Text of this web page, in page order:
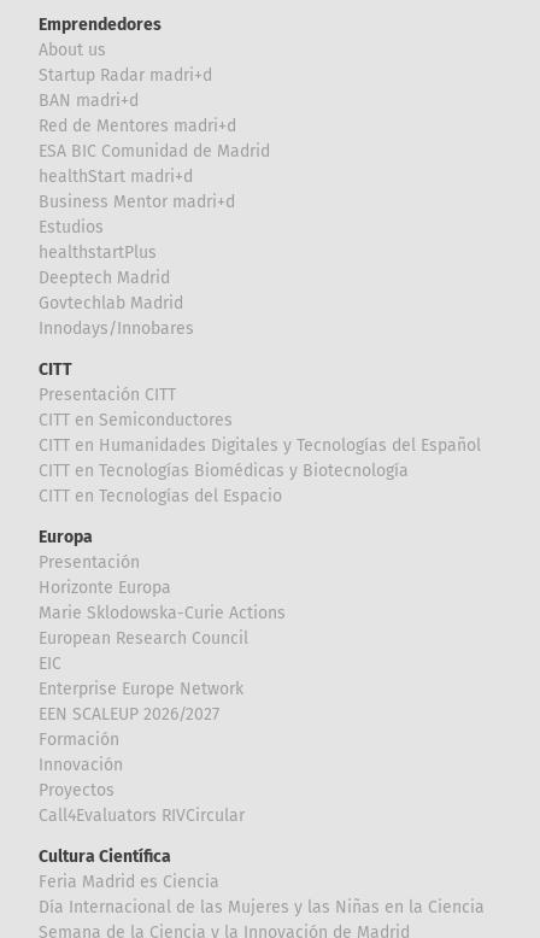
Emprendedores
About us
Startup Radar madri+d
BAN madri+d
Red de Mentores madri+d
ESA BIC Comunidad de Madrid
healthStart madri+d
Business Mentor madri+d
Estudios
healthstartPlus
Deeptech Madrid
Govtechlab Madrid
Innodays/Innobares
CITT
Presentación CITT
CITT en Semiconductores
CITT en Humanidades Digitales y Tecnologías del Español
CITT en Tecnologías Biomédicas y Biotecnología
CITT en Tecnologías del Espacio
Europa
Presentación
Horizonte Europa
Marie Sklodowska-Curie Actions
European Research Council
EIC
Enterprise Europe Network
EEN SCALEUP 2026/2027
Formación
Innovación
Proyectos
Call4Evaluators RIVCircular
Cultura Científica
Feria Madrid es Ciencia
Día Internacional de las Mujeres y las Niñas en la Ciencia
Semana de la Ciencia y la Innovación de Madrid